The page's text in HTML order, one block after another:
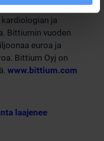
tuotteita ja palveluita
ja
Bittiumin vuoden
euroa ja
Bittium Oyj on
www.bittium.com
laajenee